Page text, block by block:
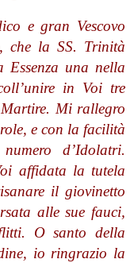
e gran Vescovo
che la SS. Trinità
Essenza una nella
in Voi tre
Mi rallegro
e con la facilità
d’Idolatri.
affidata la tutela
il giovinetto
alle sue fauci,
O santo della
io ringrazio la